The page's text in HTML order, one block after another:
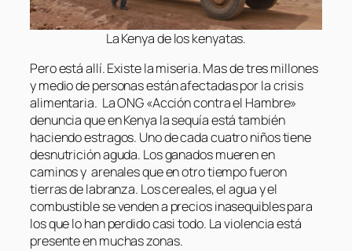
La Kenya de los kenyatas.
Pero está allí. Existe la miseria. Mas de tres millones
y medio de personas están afectadas por la crisis
alimentaria. La ONG «Acción contra el Hambre»
denuncia que en Kenya la sequía está también
haciendo estragos. Uno de cada cuatro niños tiene
desnutrición aguda. Los ganados mueren en
caminos y arenales que en otro tiempo fueron
tierras de labranza. Los cereales, el agua y el
combustible se venden a precios inasequibles para
los que lo han perdido casi todo. La violencia está
presente en muchas zonas.